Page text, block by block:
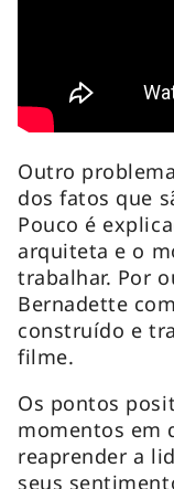
Outro
dos fatos que
Pouco é
arquiteta e o
trabalhar. Por
Bernadette
construído e
filme.
Os pontos
momentos em
reaprender a
seus